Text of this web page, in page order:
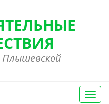
Плышевской
Вкл/